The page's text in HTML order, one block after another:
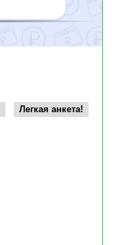
Легкая анкета!